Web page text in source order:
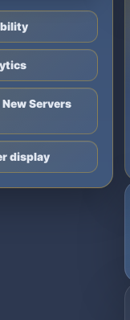
Servers
display